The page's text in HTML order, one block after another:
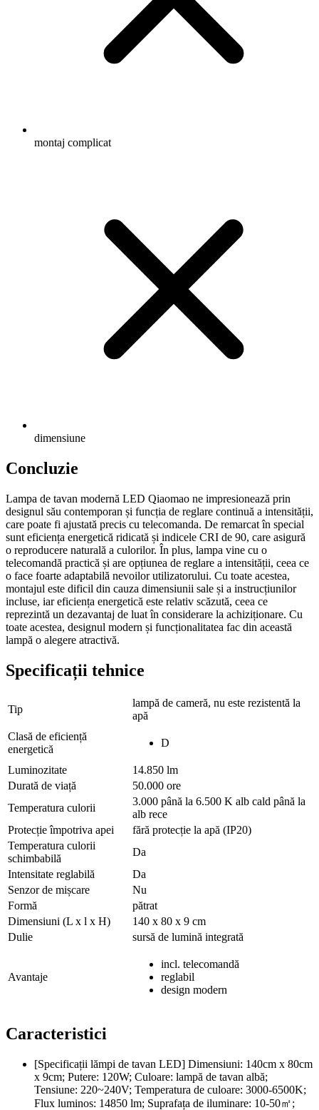
montaj complicat
dimensiune
Concluzie
Lampa de tavan modernă LED Qiaomao ne impresionează prin
designul său contemporan și funcția de reglare continuă a intensității,
care poate fi ajustată precis cu telecomanda. De remarcat în special
sunt eficiența energetică ridicată și indicele CRI de 90, care asigură
o reproducere naturală a culorilor. În plus, lampa vine cu o
telecomandă practică și are opțiunea de reglare a intensității, ceea ce
o face foarte adaptabilă nevoilor utilizatorului. Cu toate acestea,
montajul este dificil din cauza dimensiunii sale și a instrucțiunilor
incluse, iar eficiența energetică este relativ scăzută, ceea ce
reprezintă un dezavantaj de luat în considerare la achiziționare. Cu
toate acestea, designul modern și funcționalitatea fac din această
lampă o alegere atractivă.
Specificații tehnice
Tip
lampă de cameră, nu este rezistentă la
apă
Clasă de eficiență
energetică
D
Luminozitate
14.850 lm
Durată de viață
50.000 ore
Temperatura culorii
3.000 până la 6.500 K alb cald până la
alb rece
Protecție împotriva apei
fără protecție la apă (IP20)
Temperatura culorii
schimbabilă
Da
Intensitate reglabilă
Da
Senzor de mișcare
Nu
Formă
pătrat
Dimensiuni (L x l x H)
140 x 80 x 9 cm
Dulie
sursă de lumină integrată
Avantaje
incl. telecomandă
reglabil
design modern
Caracteristici
[Specificații lămpi de tavan LED] Dimensiuni: 140cm x 80cm
x 9cm; Putere: 120W; Culoare: lampă de tavan albă;
Tensiune: 220~240V; Temperatura de culoare: 3000-6500K;
Flux luminos: 14850 lm; Suprafața de iluminare: 10-50㎡;